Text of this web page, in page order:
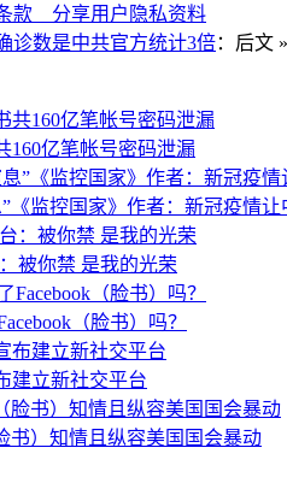
款 分享用户隐私资料
诊数是中共官方统计3倍：后文 »
160亿笔帐号密码泄漏
《监控国家》作者：新冠疫情
被你禁 是我的光荣
（脸书）吗？
建立新社交平台
书）知情且纵容美国国会暴动